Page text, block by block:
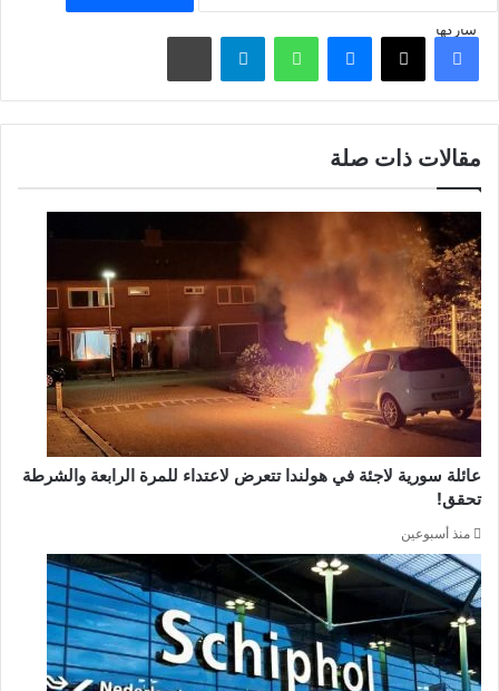
شاركهافيسبوك ‫X ماسنجر واتساب تيلقرام مشاركة عبر البريد
مقالات ذات صلة
عائلة سورية لاجئة في هولندا تتعرض لاعتداء للمرة الرابعة والشرطة
تحقق!
منذ أسبوعين